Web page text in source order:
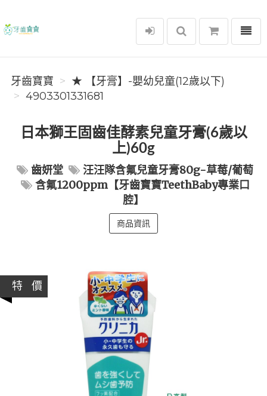
牙齒寶寶
選單
牙齒寶寶
★ 【牙膏】-嬰幼兒童(12歲以下)
4903301331681
日本獅王固齒佳酵素兒童牙膏(6歲以
上)60g
齒妍堂
汪汪隊含氟兒童牙膏80g-草莓/葡萄
含氟1200ppm【牙齒寶寶TeethBaby專業口
腔】
商品資訊
特 價